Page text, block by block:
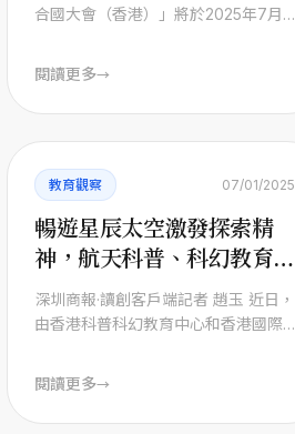
合國大會（香港）」將於2025年7月
行。 ...
閱讀更多→
教育觀察 07/01/2025
暢遊星辰太空激發探索精
神，航天科普、科幻教育專
家走進香港校園
深圳商報·讀創客戶端記者 趙玉 近日，
由香港科普科幻教育中心和香港國際
想成長基 ...
閱讀更多→